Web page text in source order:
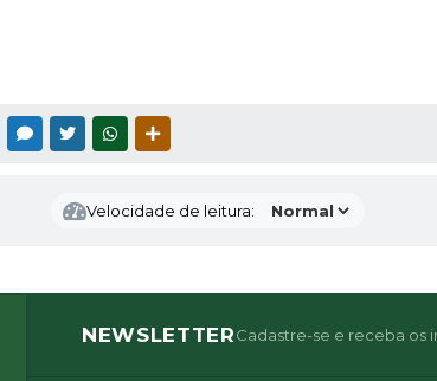
FACEBOOKMESSENGER
TWITTERWHATSAPP
Velocidade de leitura:
NEWSLETTERCadastre-se e receba os